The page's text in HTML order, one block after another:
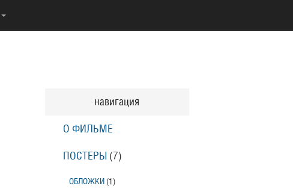
навигация
О ФИЛЬМЕ
ПОСТЕРЫ (7)
ОБЛОЖКИ (1)